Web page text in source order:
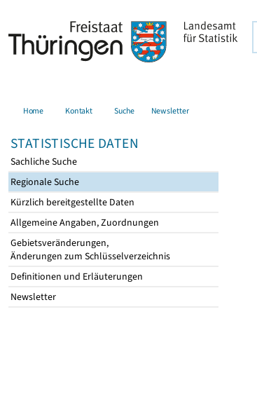
Home Kontakt Suche Newsletter
STATISTISCHE DATEN
Sachliche Suche
Regionale Suche
Kürzlich bereitgestellte Daten
Allgemeine Angaben, Zuordnungen
Gebietsveränderungen,
Änderungen zum Schlüsselverzeichnis
Definitionen und Erläuterungen
Newsletter